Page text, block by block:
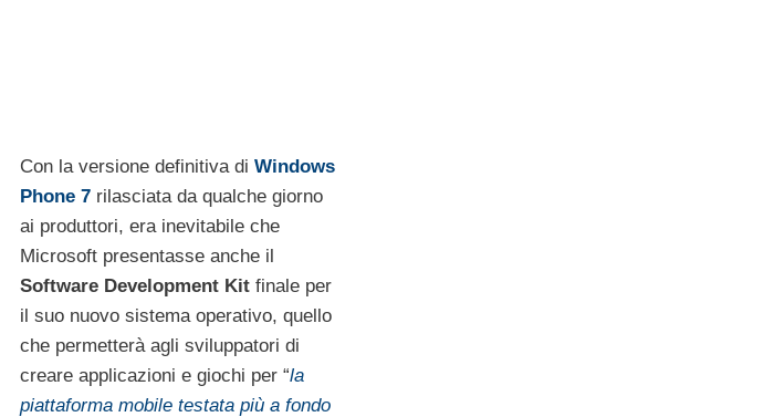
Con la versione definitiva di Windows
Phone 7rilasciata da qualche giorno
ai produttori, era inevitabile che
Microsoft presentasse anche il
Software Development Kitfinale per
il suo nuovo sistema operativo, quello
che permetterà agli sviluppatori di
creare applicazioni e giochi per “la
piattaforma mobile testata più a fondo